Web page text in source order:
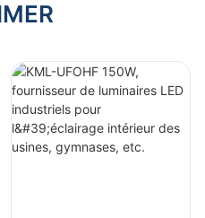
gymnases, etc.